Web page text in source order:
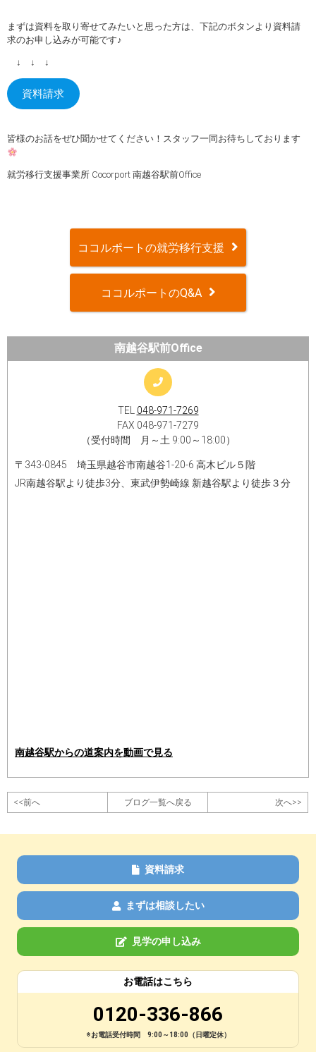
まずは資料を取り寄せてみたいと思った方は、下記のボタンより資料請
求のお申し込みが可能です♪
↓ ↓ ↓
資料請求
皆様のお話をぜひ聞かせてください！スタッフ一同お待ちしております
就労移行支援事業所 Cocorport 南越谷駅前Office
ココルポートの就労移行支援
ココルポートのQ&A
南越谷駅前Office
TEL 048-971-7269
FAX 048-971-7279
（受付時間 月～土 9:00～18:00）
〒343-0845 埼玉県越谷市南越谷1-20-6 高木ビル５階
JR南越谷駅より徒歩3分、東武伊勢崎線 新越谷駅より徒歩３分
南越谷駅からの道案内を動画で見る
<<前へ ブログ一覧へ戻る 次へ>>
資料請求
まずは相談したい
見学の申し込み
お電話はこちら
0120-336-866
※お電話受付時間 9:00～18:00（日曜定休）